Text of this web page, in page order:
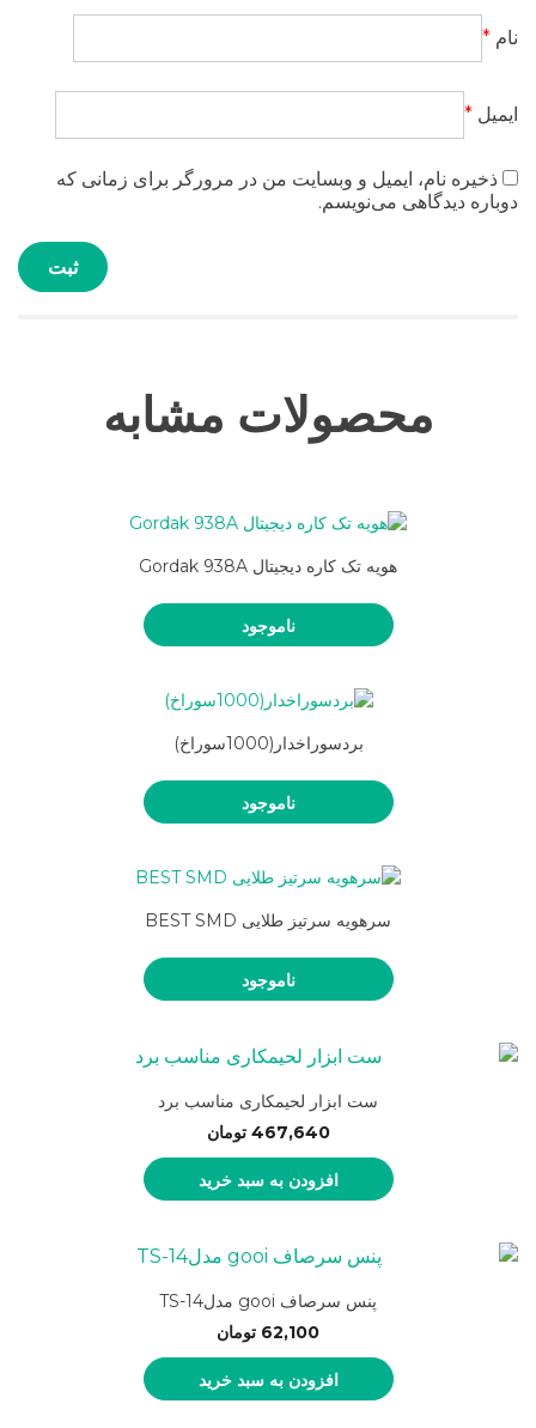
نام *
ایمیل *
ذخیره نام، ایمیل و وبسایت من در مرورگر برای زمانی که
دوباره دیدگاهی می‌نویسم.
محصولات مشابه
هویه تک کاره دیجیتال Gordak 938A
ناموجود
بردسوراخدار(1000سوراخ)
ناموجود
سرهویه سرتیز طلایی BEST SMD
ناموجود
ست ابزار لحیمکاری مناسب برد
467,640 تومان
افزودن به سبد خرید
پنس سرصاف gooi مدلTS-14
62,100 تومان
افزودن به سبد خرید